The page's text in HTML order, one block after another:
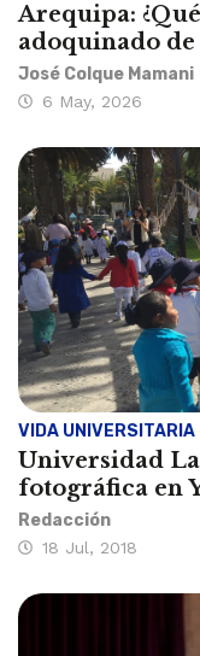
Arequipa:
adoquinado de
José Colque Mamani
6 May, 2026
VIDA UNIVERSITARIA
Universidad
fotográfica en
Redacción
18 Jul, 2018